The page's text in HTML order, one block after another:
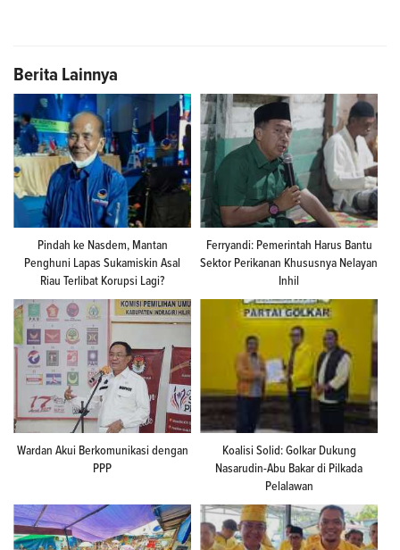
Berita Lainnya
Pindah ke Nasdem, Mantan
Penghuni Lapas Sukamiskin Asal
Riau Terlibat Korupsi Lagi?
Ferryandi: Pemerintah Harus Bantu
Sektor Perikanan Khususnya Nelayan
Inhil
Wardan Akui Berkomunikasi dengan
PPP
Koalisi Solid: Golkar Dukung
Nasarudin-Abu Bakar di Pilkada
Pelalawan